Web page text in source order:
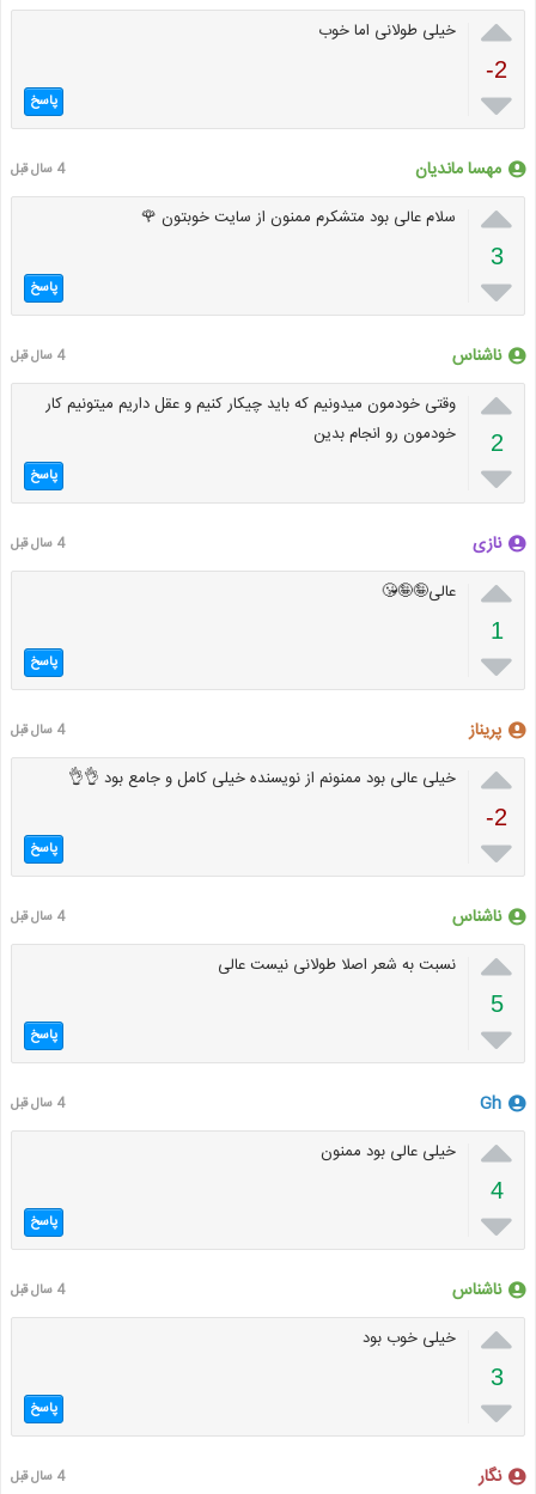

-2

خیلی طولانی اما خوب
پاسخ
مهسا ماندیان 4 سال قبل

3

سلام عالی بود متشکرم ممنون از سایت خوبتون 🌹
پاسخ
ناشناس 4 سال قبل

2

وقتی خودمون میدونیم که باید چیکار کنیم و عقل داریم میتونیم کار
خودمون رو انجام بدین
پاسخ
نازی 4 سال قبل

1

عالی🤪🤪😘
پاسخ
پریناز 4 سال قبل

-2

خیلی عالی بود ممنونم از نویسنده خیلی کامل و جامع بود 👌👌
پاسخ
ناشناس 4 سال قبل

5

نسبت به شعر اصلا طولانی نیست عالی
پاسخ
Gh 4 سال قبل

4

خیلی عالی بود ممنون
پاسخ
ناشناس 4 سال قبل

3

خیلی خوب بود
پاسخ
نگار 4 سال قبل